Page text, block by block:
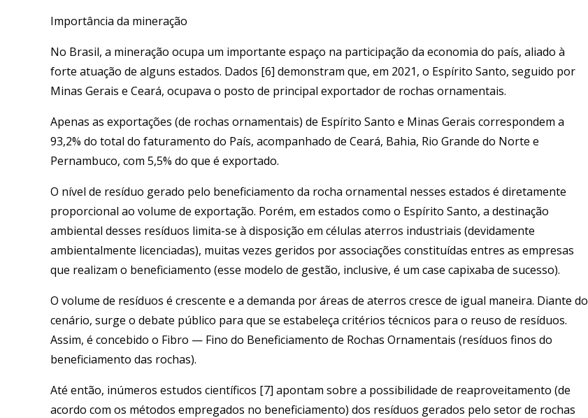
Importância da mineração
No Brasil, a mineração ocupa um importante espaço na participação da economia do país, aliado à
forte atuação de alguns estados. Dados [6] demonstram que, em 2021, o Espírito Santo, seguido por
Minas Gerais e Ceará, ocupava o posto de principal exportador de rochas ornamentais.
Apenas as exportações (de rochas ornamentais) de Espírito Santo e Minas Gerais correspondem a
93,2% do total do faturamento do País, acompanhado de Ceará, Bahia, Rio Grande do Norte e
Pernambuco, com 5,5% do que é exportado.
O nível de resíduo gerado pelo beneficiamento da rocha ornamental nesses estados é diretamente
proporcional ao volume de exportação. Porém, em estados como o Espírito Santo, a destinação
ambiental desses resíduos limita-se à disposição em células aterros industriais (devidamente
ambientalmente licenciadas), muitas vezes geridos por associações constituídas entres as empresas
que realizam o beneficiamento (esse modelo de gestão, inclusive, é um case capixaba de sucesso).
O volume de resíduos é crescente e a demanda por áreas de aterros cresce de igual maneira. Diante do
cenário, surge o debate público para que se estabeleça critérios técnicos para o reuso de resíduos.
Assim, é concebido o Fibro — Fino do Beneficiamento de Rochas Ornamentais (resíduos finos do
beneficiamento das rochas).
Até então, inúmeros estudos científicos [7] apontam sobre a possibilidade de reaproveitamento (de
acordo com os métodos empregados no beneficiamento) dos resíduos gerados pelo setor de rochas